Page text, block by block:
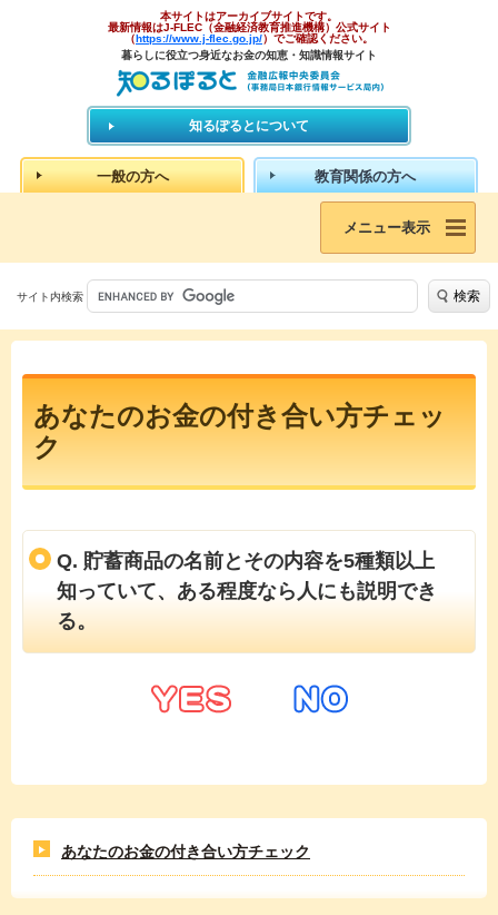
本サイトはアーカイブサイトです。
最新情報はJ-FLEC（金融経済教育推進機構）公式サイト
（https://www.j-flec.go.jp/）でご確認ください。
暮らしに役立つ身近なお金の知恵・知識情報サイト
知るぽるとについて
一般の方へ 教育関係の方へ
メニュー表示
サイト内検索 検索
あなたのお金の付き合い方チェッ
ク
Q. 貯蓄商品の名前とその内容を5種類以上
知っていて、ある程度なら人にも説明でき
る。
あなたのお金の付き合い方チェック